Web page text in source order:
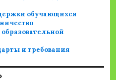
обучающихся
и требования